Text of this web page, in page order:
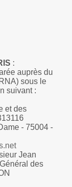
:
auprès du
sous le
suivant :
et des
- 75004 -
Jean
des